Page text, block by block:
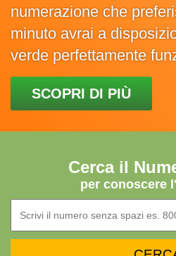
numerazione che
minuto avrai a
verde perfettamente
SCOPRI DI PIÙ
Cerca il
per conoscere